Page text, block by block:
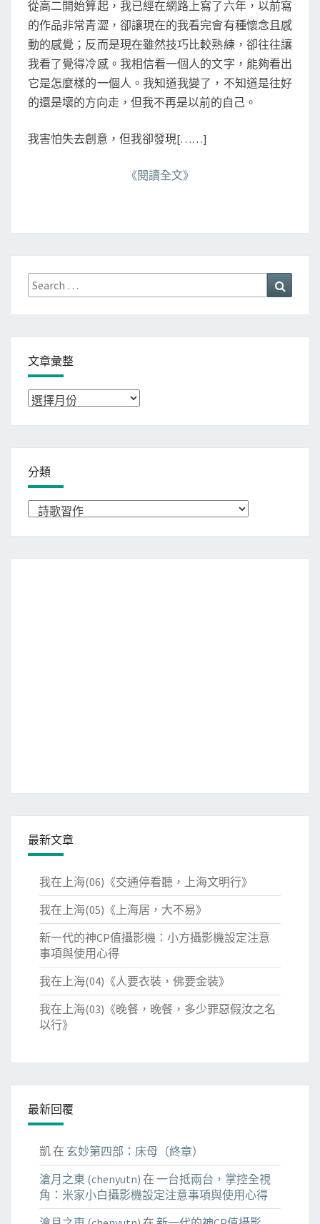
字
T
S
從高二開始算起，我已經在網路上寫了六年，以前寫
的作品非常青澀，卻讓現在的我看完會有種懷念且感
動的感覺；反而是現在雖然技巧比較熟練，卻往往讓
我看了覺得冷感。我相信看一個人的文字，能夠看出
它是怎麼樣的一個人。我知道我變了，不知道是往好
的還是壞的方向走，但我不再是以前的自己。
我害怕失去創意，但我卻發現[……]
《閱讀全文》
Search
for:
文章彙整
文
彙
整
分類
分
最新文章
我在上海(06)《交通停看聽，上海文明行》
我在上海(05)《上海居，大不易》
新一代的神CP值攝影機：小方攝影機設定注意
事項與使用心得
我在上海(04)《人要衣裝，佛要金裝》
我在上海(03)《晚餐，晚餐，多少罪惡假汝之名
以行》
最新回覆
凱在 玄妙第四部：床母（終章）
滄月之東 (chenyutn) 在 一台抵兩台，掌控全視
角：米家小白攝影機設定注意事項與使用心得